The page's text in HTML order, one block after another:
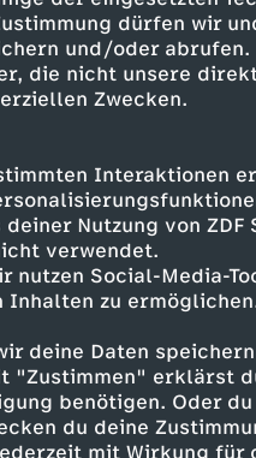
dürfen wir
und/oder abrufen.
die nicht unsere
Zwecken.
Interaktionen
Nutzung von ZDF
verwendet.
nutzen Social-Media-
Inhalten zu
deine Daten
erklärst
benötigen. Oder
du deine
mit Wirkung für
hilft das Glück
bei einem
erste Brüche.
ist dem Mensch
UT 6